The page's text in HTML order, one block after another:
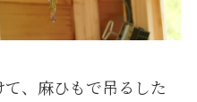
、麻ひもで吊るした